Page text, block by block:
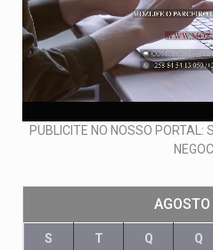
PUBLICITE NO NOSSO PORTAL:
S T Q Q